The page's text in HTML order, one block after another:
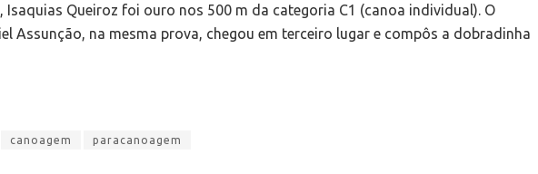
Isaquias Queiroz foi ouro nos 500 m da categoria C1 (canoa individual). O
Assunção, na mesma prova, chegou em terceiro lugar e compôs a dobradinha
canoagem paracanoagem